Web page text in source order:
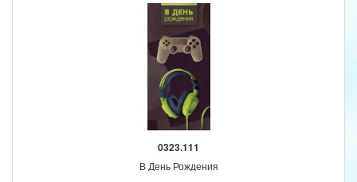
0323.111
В День Рождения